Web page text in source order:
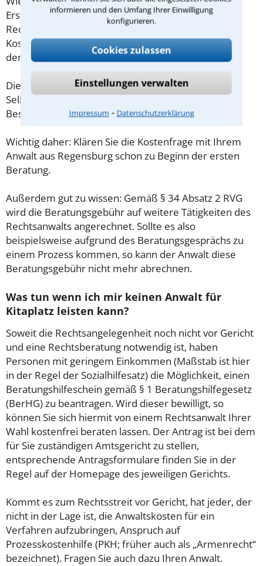
informieren und den Umfang Ihrer Einwilligung
konfigurieren.
Cookies zulassen
Einstellungen verwalten
Impressum ⁃ Datenschutzerklärung
Erstberatung verlangen darf, ist in §34 des
Rechtsanwaltsvergütungsgesetz (RVG) geregelt. Die
Kosten für das erste Beratungsgespräch betragen
demnach maximal 190,00 € zzgl. MwSt.
Diese Regelung gilt jedoch nur für Verbraucher. Für
Selbstständige oder Freiberufler gilt diese
Beschränkung nicht.
Wichtig daher: Klären Sie die Kostenfrage mit Ihrem
Anwalt aus Regensburg schon zu Beginn der ersten
Beratung.
Außerdem gut zu wissen: Gemäß § 34 Absatz 2 RVG
wird die Beratungsgebühr auf weitere Tätigkeiten des
Rechtsanwalts angerechnet. Sollte es also
beispielsweise aufgrund des Beratungsgesprächs zu
einem Prozess kommen, so kann der Anwalt diese
Beratungsgebühr nicht mehr abrechnen.
Was tun wenn ich mir keinen Anwalt für
Kitaplatz leisten kann?
Soweit die Rechtsangelegenheit noch nicht vor Gericht
und eine Rechtsberatung notwendig ist, haben
Personen mit geringem Einkommen (Maßstab ist hier
in der Regel der Sozialhilfesatz) die Möglichkeit, einen
Beratungshilfeschein gemäß § 1 Beratungshilfegesetz
(BerHG) zu beantragen. Wird dieser bewilligt, so
können Sie sich hiermit von einem Rechtsanwalt Ihrer
Wahl kostenfrei beraten lassen. Der Antrag ist bei dem
für Sie zuständigen Amtsgericht zu stellen,
entsprechende Antragsformulare finden Sie in der
Regel auf der Homepage des jeweiligen Gerichts.
Kommt es zum Rechtsstreit vor Gericht, hat jeder, der
nicht in der Lage ist, die Anwaltskosten für ein
Verfahren aufzubringen, Anspruch auf
Prozesskostenhilfe (PKH; früher auch als „Armenrecht“
bezeichnet). Fragen Sie auch dazu Ihren Anwalt.